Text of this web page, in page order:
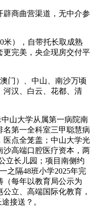
商曲营渠道，无中介参
），自带托长取成熟
更完美，央企现房交付平
）、中山、南沙万顷
河汉、白云、花都、清
山大学从属第一病院南
第一全科室三甲聪慧病
医点全笼盖；中山大学光
沙高端口腔医疗资本，两
立长儿园；项目南侧约
之隔48班小学2025年完
（每年以教育局公示为
立、高端国际化教育，
接送？。